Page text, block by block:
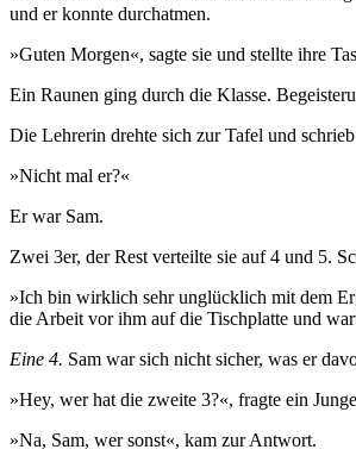
und er konnte durchatmen.
»Guten Morgen«, sagte sie und stellte ihre
Ein Raunen ging durch die Klasse.
Die Lehrerin drehte sich zur Tafel und
»Nicht mal er?«
Er war Sam.
Zwei 3er, der Rest verteilte sie auf 4 und 5.
»Ich bin wirklich sehr unglücklich mit dem
die Arbeit vor ihm auf die Tischplatte und
Eine 4. Sam war sich nicht sicher, was er
»Hey, wer hat die zweite 3?«, fragte ein
»Na, Sam, wer sonst«, kam zur Antwort.